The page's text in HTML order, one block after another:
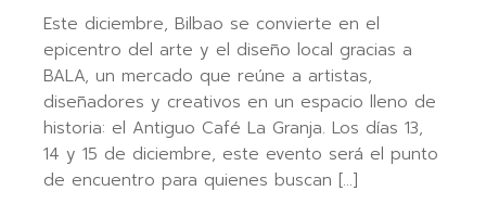
Este diciembre, Bilbao se convierte en el
epicentro del arte y el diseño local gracias a
BALA, un mercado que reúne a artistas,
diseñadores y creativos en un espacio lleno de
historia: el Antiguo Café La Granja. Los días 13,
14 y 15 de diciembre, este evento será el punto
de encuentro para quienes buscan […]